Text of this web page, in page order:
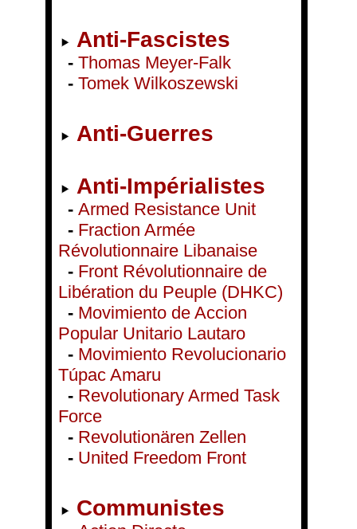
Anti-Fascistes
- Thomas Meyer-Falk
- Tomek Wilkoszewski
Anti-Guerres
Anti-Impérialistes
- Armed Resistance Unit
- Fraction Armée
Révolutionnaire Libanaise
- Front Révolutionnaire de
Libération du Peuple (DHKC)
- Movimiento de Accion
Popular Unitario Lautaro
- Movimiento Revolucionario
Túpac Amaru
- Revolutionary Armed Task
Force
- Revolutionären Zellen
- United Freedom Front
Communistes